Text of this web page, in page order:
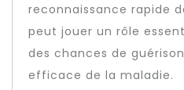
reconnaissance rapide
peut jouer un rôle
des chances de
efficace de la maladie.